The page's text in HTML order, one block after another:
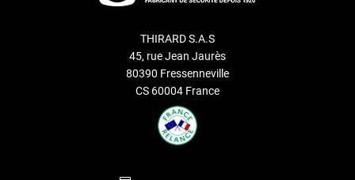
THIRARD S.A.S
45, rue Jean Jaurès
80390 Fressenneville
CS 60004 France